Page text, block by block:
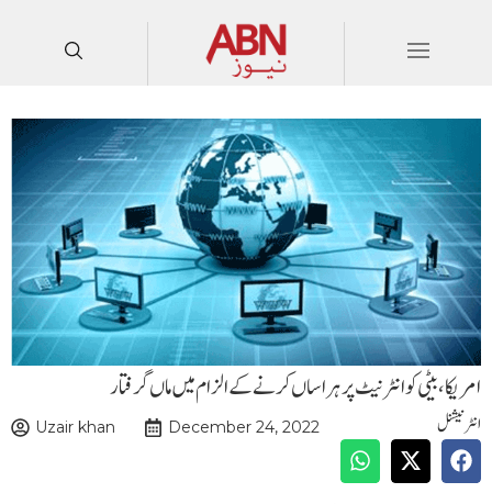
امریکا،بیٹی کو انٹرنیٹ پر ہراساں کرنے کے الزام میں ماں گرفتار
انٹرنیشنل Uzair khan December 24, 2022